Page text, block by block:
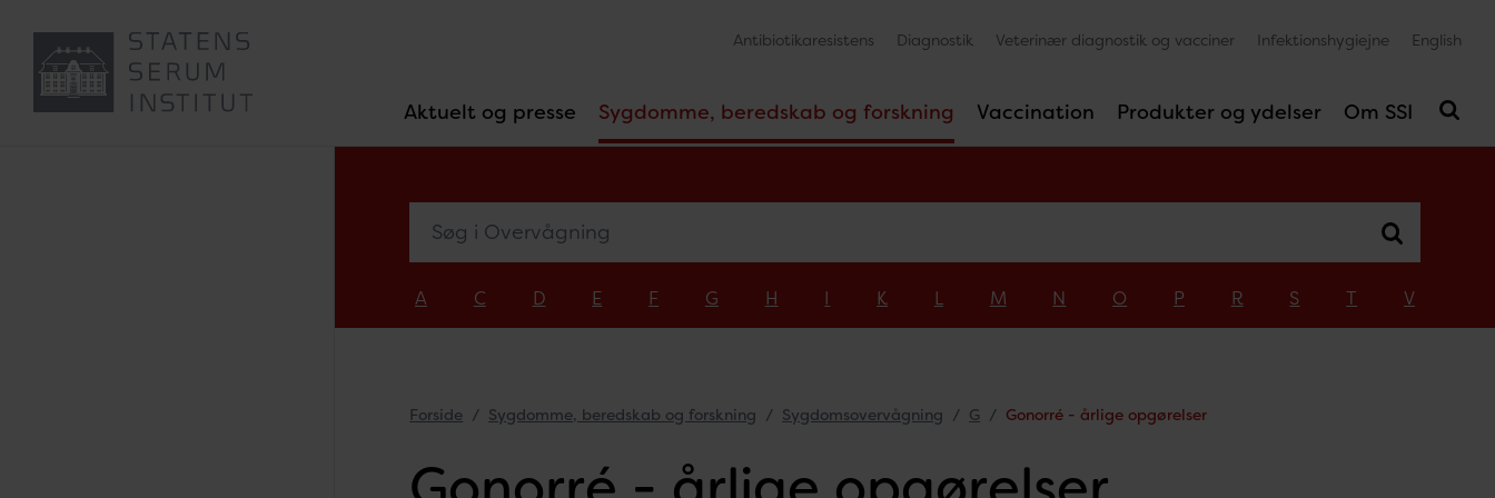
Aktuelt og presse Sygdomme, beredskab og forskning Vaccination Produkter og ydelser Om SSI
Antibiotikaresistens Diagnostik Veterinær diagnostik og vacciner Infektionshygiejne English
A C D E F G H I K L M N O P R S T V
Forside Sygdomme, beredskab og forskning Sygdomsovervågning G Gonorré - årlige opgørelser